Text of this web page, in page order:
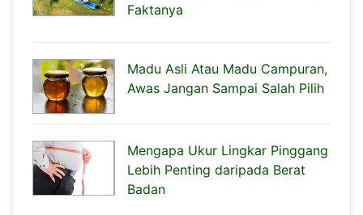
Faktanya
Madu Asli Atau Madu Campuran,
Awas Jangan Sampai Salah Pilih
Mengapa Ukur Lingkar Pinggang
Lebih Penting daripada Berat
Badan